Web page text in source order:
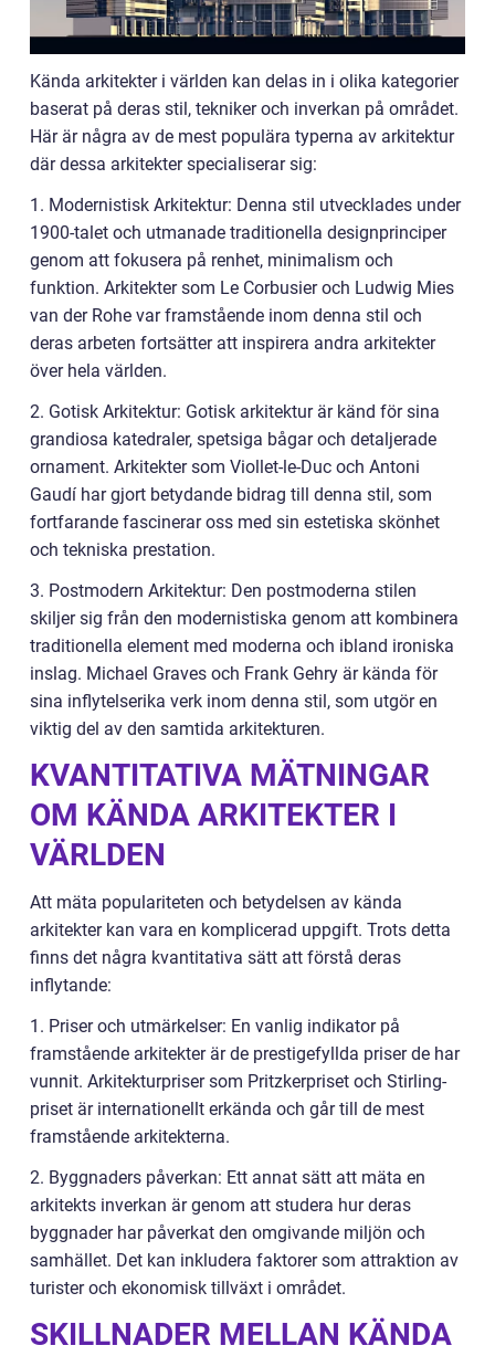
Kända arkitekter i världen kan delas in i olika kategorier
baserat på deras stil, tekniker och inverkan på området.
Här är några av de mest populära typerna av arkitektur
där dessa arkitekter specialiserar sig:
1. Modernistisk Arkitektur: Denna stil utvecklades under
1900-talet och utmanade traditionella designprinciper
genom att fokusera på renhet, minimalism och
funktion. Arkitekter som Le Corbusier och Ludwig Mies
van der Rohe var framstående inom denna stil och
deras arbeten fortsätter att inspirera andra arkitekter
över hela världen.
2. Gotisk Arkitektur: Gotisk arkitektur är känd för sina
grandiosa katedraler, spetsiga bågar och detaljerade
ornament. Arkitekter som Viollet-le-Duc och Antoni
Gaudí har gjort betydande bidrag till denna stil, som
fortfarande fascinerar oss med sin estetiska skönhet
och tekniska prestation.
3. Postmodern Arkitektur: Den postmoderna stilen
skiljer sig från den modernistiska genom att kombinera
traditionella element med moderna och ibland ironiska
inslag. Michael Graves och Frank Gehry är kända för
sina inflytelserika verk inom denna stil, som utgör en
viktig del av den samtida arkitekturen.
KVANTITATIVA MÄTNINGAR
OM KÄNDA ARKITEKTER I
VÄRLDEN
Att mäta populariteten och betydelsen av kända
arkitekter kan vara en komplicerad uppgift. Trots detta
finns det några kvantitativa sätt att förstå deras
inflytande:
1. Priser och utmärkelser: En vanlig indikator på
framstående arkitekter är de prestigefyllda priser de har
vunnit. Arkitekturpriser som Pritzkerpriset och Stirling-
priset är internationellt erkända och går till de mest
framstående arkitekterna.
2. Byggnaders påverkan: Ett annat sätt att mäta en
arkitekts inverkan är genom att studera hur deras
byggnader har påverkat den omgivande miljön och
samhället. Det kan inkludera faktorer som attraktion av
turister och ekonomisk tillväxt i området.
SKILLNADER MELLAN KÄNDA